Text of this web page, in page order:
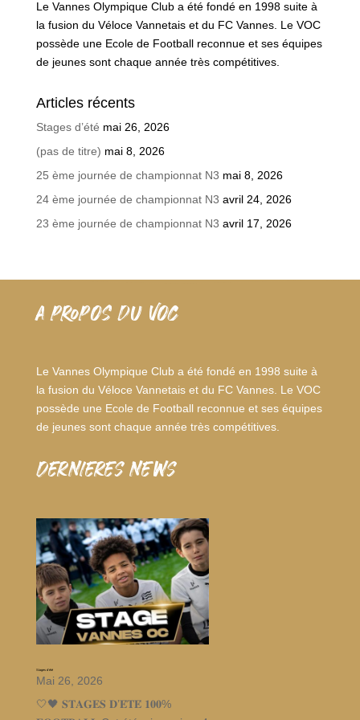
Le Vannes Olympique Club a été fondé en 1998 suite à
la fusion du Véloce Vannetais et du FC Vannes. Le VOC
possède une Ecole de Football reconnue et ses équipes
de jeunes sont chaque année très compétitives.
Articles récents
Stages d’été mai 26, 2026
(pas de titre) mai 8, 2026
25 ème journée de championnat N3 mai 8, 2026
24 ème journée de championnat N3 avril 24, 2026
23 ème journée de championnat N3 avril 17, 2026
A PROPOS DU VOC
Le Vannes Olympique Club a été fondé en 1998 suite à
la fusion du Véloce Vannetais et du FC Vannes. Le VOC
possède une Ecole de Football reconnue et ses équipes
de jeunes sont chaque année très compétitives.
dernieres news
Stages d’été
Mai 26, 2026
🤍🖤 𝐒𝐓𝐀𝐆𝐄𝐒 𝐃’𝐄́𝐓𝐄́ 𝟏𝟎𝟎%